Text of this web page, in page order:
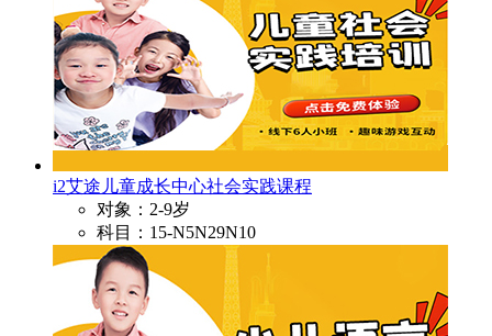
i2艾途儿童成长中心社会实践课程
对象：2-9岁
科目：15-N5N29N10